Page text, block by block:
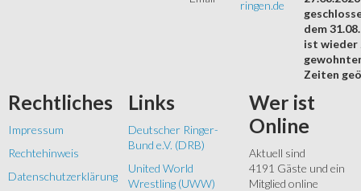
ringen.de
dem
ist wieder
Zeiten
Rechtliches
Impressum
Rechtehinweis
Datenschutzerklärung
Links
Deutscher Ringer-
Bund e.V. (DRB)
United World
Wrestling (UWW)
Wer ist
Online
Aktuell sind
4191 Gäste und ein
Mitglied online